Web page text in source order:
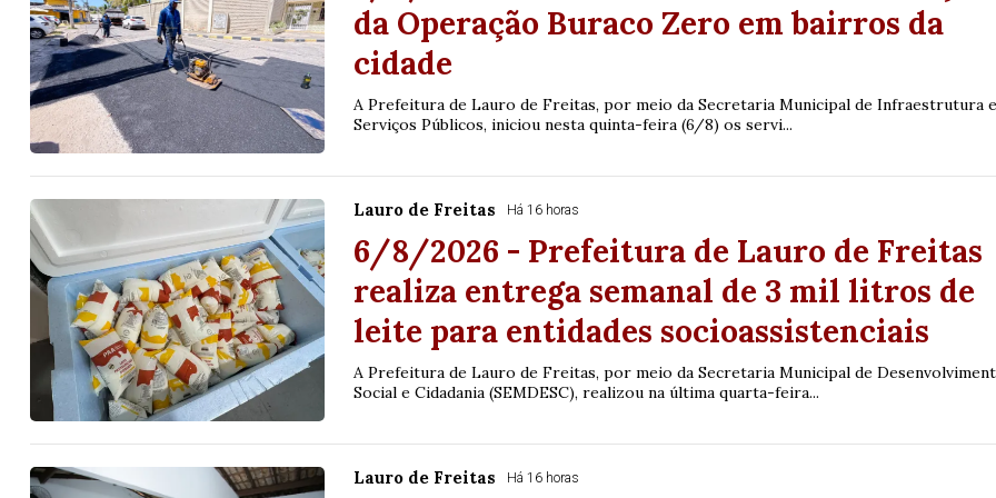
da Operação Buraco Zero em bairros da
cidade
A Prefeitura de Lauro de Freitas, por meio da Secretaria Municipal de Infraestrutura
Serviços Públicos, iniciou nesta quinta-feira (6/8) os servi...
Lauro de Freitas Há 16 horas
6/8/2026 - Prefeitura de Lauro de Freitas
realiza entrega semanal de 3 mil litros de
leite para entidades socioassistenciais
A Prefeitura de Lauro de Freitas, por meio da Secretaria Municipal de
Social e Cidadania (SEMDESC), realizou na última quarta-feira...
Lauro de Freitas Há 16 horas